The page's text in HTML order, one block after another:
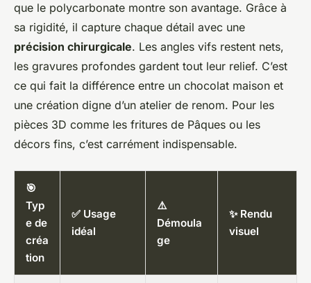
que le polycarbonate montre son avantage. Grâce à
sa rigidité, il capture chaque détail avec une
précision chirurgicale. Les angles vifs restent nets,
les gravures profondes gardent tout leur relief. C’est
ce qui fait la différence entre un chocolat maison et
une création digne d’un atelier de renom. Pour les
pièces 3D comme les fritures de Pâques ou les
décors fins, c’est carrément indispensable.
🎯
Typ
e de
créa
tion
✅ Usage
idéal
⚠️
Démoula
ge
✨ Rendu
visuel